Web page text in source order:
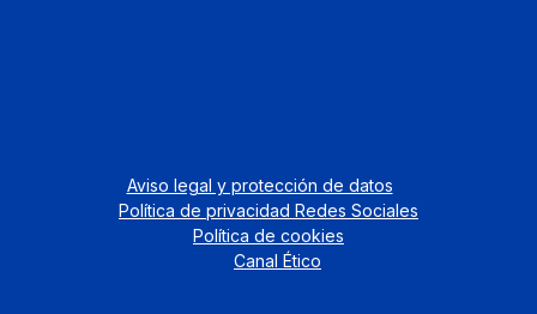
Aviso legal y protección de datos
Política de privacidad Redes Sociales
Política de cookies
Canal Ético